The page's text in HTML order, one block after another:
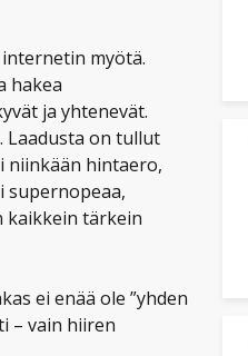
myötä.
hakea
ja yhtenevät.
Laadusta on tullut
niinkään hintaero,
supernopeaa,
kaikkein tärkein
ei enää ole ”yhden
– vain hiiren